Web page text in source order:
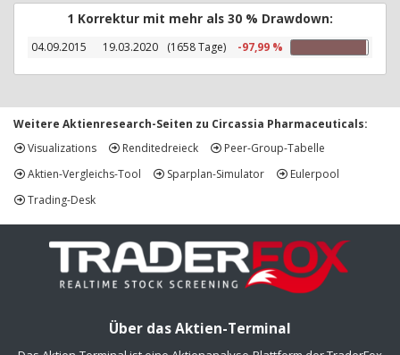
1 Korrektur mit mehr als 30 % Drawdown:
04.09.2015 19.03.2020 (1658 Tage) -97,99 %
Weitere Aktienresearch-Seiten zu Circassia Pharmaceuticals:
Visualizations
Renditedreieck
Peer-Group-Tabelle
Aktien-Vergleichs-Tool
Sparplan-Simulator
Eulerpool
Trading-Desk
Über das Aktien-Terminal